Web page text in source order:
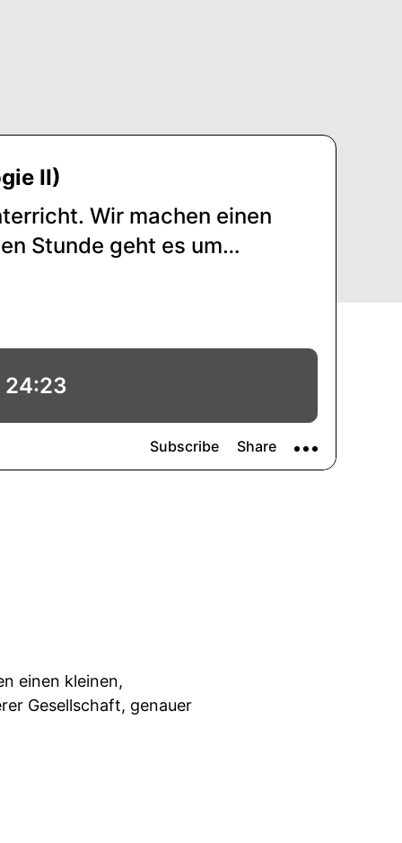
einen kleinen,
Gesellschaft, genauer